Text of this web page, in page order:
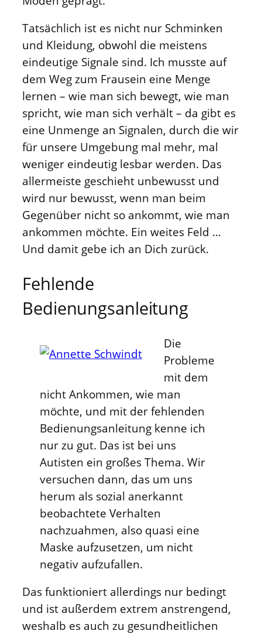
Tatsächlich ist es nicht nur Schminken
und Kleidung, obwohl die meistens
eindeutige Signale sind. Ich musste auf
dem Weg zum Frausein eine Menge
lernen – wie man sich bewegt, wie man
spricht, wie man sich verhält – da gibt es
eine Unmenge an Signalen, durch die wir
für unsere Umgebung mal mehr, mal
weniger eindeutig lesbar werden. Das
allermeiste geschieht unbewusst und
wird nur bewusst, wenn man beim
Gegenüber nicht so ankommt, wie man
ankommen möchte. Ein weites Feld …
Und damit gebe ich an Dich zurück.
Fehlende
Bedienungsanleitung
Die
Probleme
mit dem
nicht Ankommen, wie man
möchte, und mit der fehlenden
Bedienungsanleitung kenne ich
nur zu gut. Das ist bei uns
Autisten ein großes Thema. Wir
versuchen dann, das um uns
herum als sozial anerkannt
beobachtete Verhalten
nachzuahmen, also quasi eine
Maske aufzusetzen, um nicht
negativ aufzufallen.
Das funktioniert allerdings nur bedingt
und ist außerdem extrem anstrengend,
weshalb es auch zu gesundheitlichen